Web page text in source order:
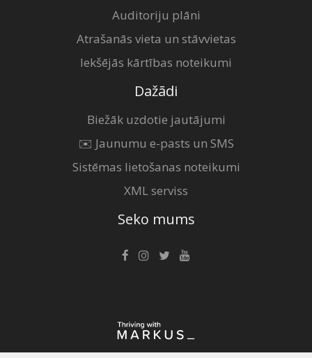
Auditoriju plāni
Atrašanās vieta un stāvvietas
Iekšējās kārtības noteikumi
Dažādi
Biežāk uzdotie jautājumi
✉️ Jaunumu e-pasts un SMS
Sistēmas lietošanas noteikumi
XML serviss
Seko mums